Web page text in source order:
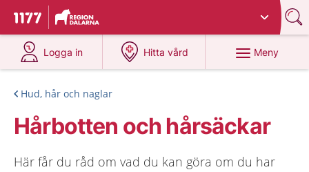
Till startsidan för 1177
Du har valt region
Logga in
på 1177.se
Hitta vård
på 1177.se
Meny
Hud, hår och naglar
Hårbotten och hårsäckar
Här får du råd om vad du kan göra om du har